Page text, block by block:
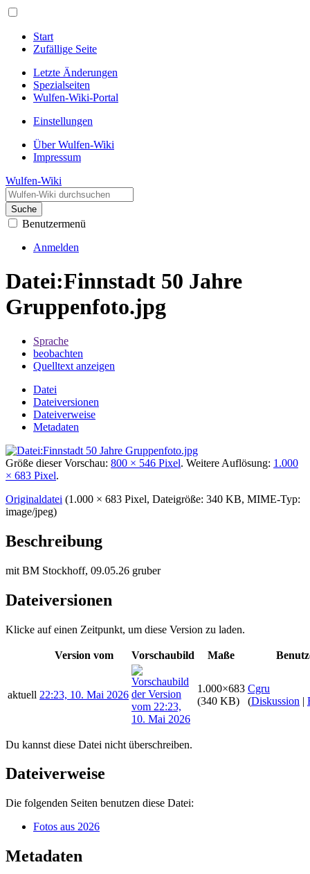
Start
Zufällige Seite
Letzte Änderungen
Spezialseiten
Wulfen-Wiki-Portal
Einstellungen
Über Wulfen-Wiki
Impressum
Wulfen-Wiki
Suche
Benutzermenü
Anmelden
Datei:Finnstadt 50 Jahre
Gruppenfoto.jpg
Sprache
beobachten
Quelltext anzeigen
Datei
Dateiversionen
Dateiverweise
Metadaten
Größe dieser Vorschau: 800 × 546 Pixel. Weitere Auflösung: 1.000
× 683 Pixel.
Originaldatei (1.000 × 683 Pixel, Dateigröße: 340 KB, MIME-Typ:
image/jpeg)
Beschreibung
mit BM Stockhoff, 09.05.26 gruber
Dateiversionen
Klicke auf einen Zeitpunkt, um diese Version zu laden.
Version vom Vorschaubild Maße
aktuell 22:23, 10. Mai 2026
1.000×683
(340 KB)
Cgru
(Diskussion |
Du kannst diese Datei nicht überschreiben.
Dateiverweise
Die folgenden Seiten benutzen diese Datei:
Fotos aus 2026
Metadaten